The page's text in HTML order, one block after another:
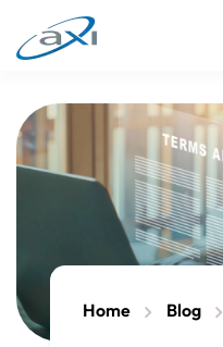
Home Blog